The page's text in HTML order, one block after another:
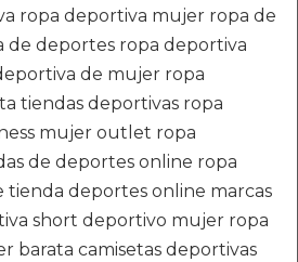
ropa deportiva mujer ropa de
de deportes ropa deportiva
de mujer ropa
tiendas deportivas ropa
mujer outlet ropa
de deportes online ropa
tienda deportes online marcas
short deportivo mujer ropa
barata camisetas deportivas